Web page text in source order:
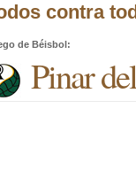
contra
de Béisbol:
Pinar